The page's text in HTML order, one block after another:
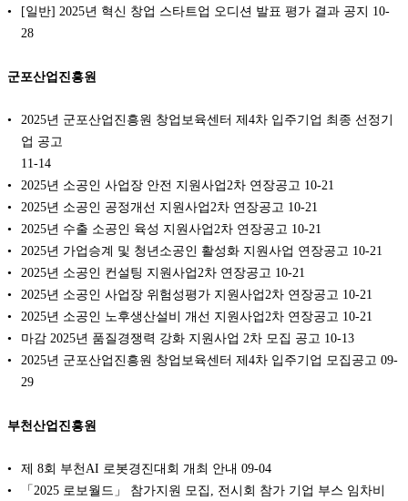
[일반] 2025년 혁신 창업 스타트업 오디션 발표 평가 결과 공지 10-
28
군포산업진흥원
2025년 군포산업진흥원 창업보육센터 제4차 입주기업 최종 선정기
업 공고
11-14
2025년 소공인 사업장 안전 지원사업2차 연장공고 10-21
2025년 소공인 공정개선 지원사업2차 연장공고 10-21
2025년 수출 소공인 육성 지원사업2차 연장공고 10-21
2025년 가업승계 및 청년소공인 활성화 지원사업 연장공고 10-21
2025년 소공인 컨설팅 지원사업2차 연장공고 10-21
2025년 소공인 사업장 위험성평가 지원사업2차 연장공고 10-21
2025년 소공인 노후생산설비 개선 지원사업2차 연장공고 10-21
마감 2025년 품질경쟁력 강화 지원사업 2차 모집 공고 10-13
2025년 군포산업진흥원 창업보육센터 제4차 입주기업 모집공고 09-
29
부천산업진흥원
제 8회 부천AI 로봇경진대회 개최 안내 09-04
「2025 로보월드」 참가지원 모집, 전시회 참가 기업 부스 임차비